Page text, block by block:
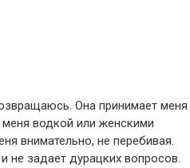
Она принимает меня
водкой или женскими
внимательно, не перебивая.
не задает дурацких вопросов.